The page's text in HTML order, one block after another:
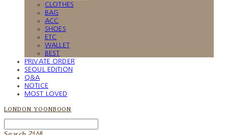
CLOTHES
BAG
ACC
SHOES
ETC
WALLET
BEST
PRIVATE ORDER
SEOUL EDITION
Q&A
NOTICE
MOST LOVED
LONDON YOONBOON